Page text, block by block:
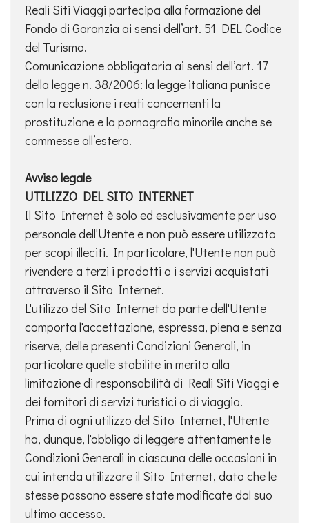
Reali Siti Viaggi partecipa alla formazione del
Fondo di Garanzia ai sensi dell’art. 51 DEL Codice
del Turismo.
Comunicazione obbligatoria ai sensi dell’art. 17
della legge n. 38/2006: la legge italiana punisce
con la reclusione i reati concernenti la
prostituzione e la pornografia minorile anche se
commesse all’estero.
Avviso legale
UTILIZZO DEL SITO INTERNET
Il Sito Internet è solo ed esclusivamente per uso
personale dell'Utente e non può essere utilizzato
per scopi illeciti. In particolare, l'Utente non può
rivendere a terzi i prodotti o i servizi acquistati
attraverso il Sito Internet.
L'utilizzo del Sito Internet da parte dell'Utente
comporta l'accettazione, espressa, piena e senza
riserve, delle presenti Condizioni Generali, in
particolare quelle stabilite in merito alla
limitazione di responsabilità di Reali Siti Viaggi e
dei fornitori di servizi turistici o di viaggio.
Prima di ogni utilizzo del Sito Internet, l'Utente
ha, dunque, l'obbligo di leggere attentamente le
Condizioni Generali in ciascuna delle occasioni in
cui intenda utilizzare il Sito Internet, dato che le
stesse possono essere state modificate dal suo
ultimo accesso.